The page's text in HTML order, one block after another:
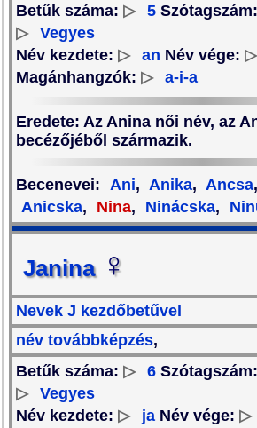
Betűk száma: ▷ 5 Szótagszám:
▷
Vegyes
Név kezdete: ▷ an Név vége: ▷
Magánhangzók: ▷ a-i-a
Eredete: Az Anina női név, az
becézőjéből származik.
Becenevei: Ani, Anika, Ancsa,
Anicska, Nina, Ninácska,
Janina ♀
Nevek J kezdőbetűvel
név továbbképzés,
Betűk száma: ▷ 6 Szótagszám:
▷
Vegyes
Név kezdete: ▷ ja Név vége: ▷